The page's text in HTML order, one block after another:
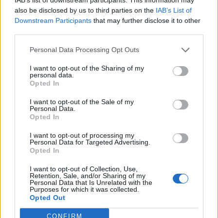
also be disclosed by us to third parties on the IAB’s List of
Downstream Participants that may further disclose it to other
Personal Data Processing Opt Outs
I want to opt-out of the Sharing of my
personal data.
Opted In
I want to opt-out of the Sale of my
Personal Data.
Opted In
I want to opt-out of processing my
Personal Data for Targeted Advertising.
Opted In
I want to opt-out of Collection, Use,
Retention, Sale, and/or Sharing of my
Personal Data that Is Unrelated with the
Purposes for which it was collected.
Opted Out
CONFIRM
1ª Catalana
1ª Catalana
El FC Ascó segella la permanència a la
abril 25, 2026
1ª Catalana
DEIXA UNA RESPOSTA